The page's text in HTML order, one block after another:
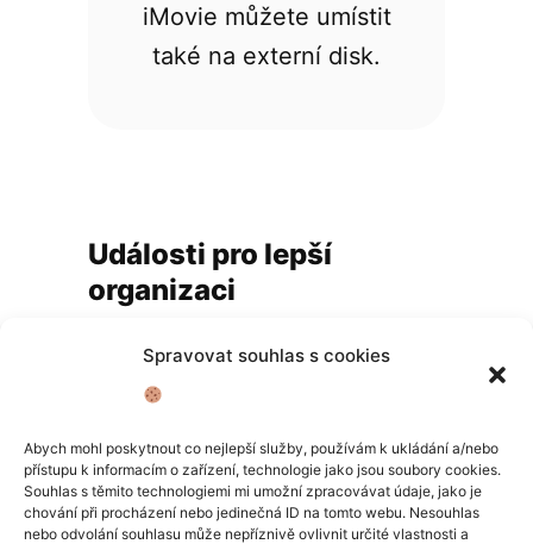
Spravovat souhlas s cookies
Abych mohl poskytnout co nejlepší služby, používám k ukládání a/nebo
přístupu k informacím o zařízení, technologie jako jsou soubory cookies.
Souhlas s těmito technologiemi mi umožní zpracovávat údaje, jako je
chování při procházení nebo jedinečná ID na tomto webu. Nesouhlas
nebo odvolání souhlasu může nepříznivě ovlivnit určité vlastnosti a
iMovie můžete umístit
také na externí disk.
Události pro lepší
organizaci
Pro organizaci médií v
knihovně se používají události.
Podobně jako složky, události
slouží pro snadnou organizaci
aby se vám například dovolená